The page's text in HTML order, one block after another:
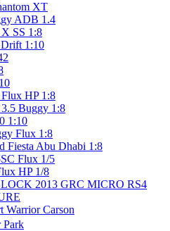
XT
ADB 1.4
X SS 1:8
1:10
Flux HP 1:8
Buggy 1:8
1:10
Flux 1:8
Fiesta Abu Dhabi 1:8
Flux 1/5
HP 1/8
2013 GRC MICRO RS4
Warrior Carson
Park